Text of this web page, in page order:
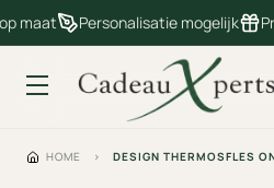
maat Personalisatie mogelijk
HOME › DESIGN THERMOSFLES